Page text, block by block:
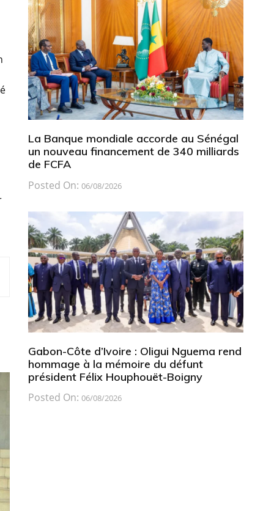
La Banque mondiale accorde au Sénégal
un nouveau financement de 340 milliards
de FCFA
Posted On: 06/08/2026
Gabon-Côte d’Ivoire : Oligui Nguema rend
hommage à la mémoire du défunt
président Félix Houphouët-Boigny
Posted On: 06/08/2026